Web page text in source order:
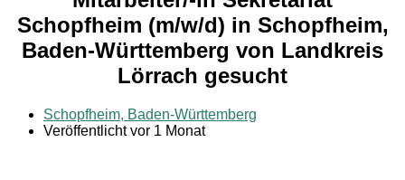
Schopfheim (m/w/d) in Schopfheim,
Baden-Württemberg von Landkreis
Lörrach gesucht
Schopfheim, Baden-Württemberg
Veröffentlicht vor 1 Monat